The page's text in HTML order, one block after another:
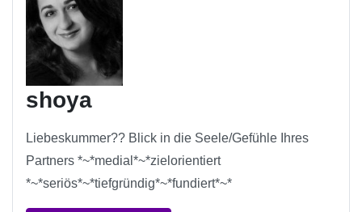
shoya
Liebeskummer?? Blick in die Seele/Gefühle Ihres
Partners *~*medial*~*zielorientiert
*~*seriös*~*tiefgründig*~*fundiert*~*